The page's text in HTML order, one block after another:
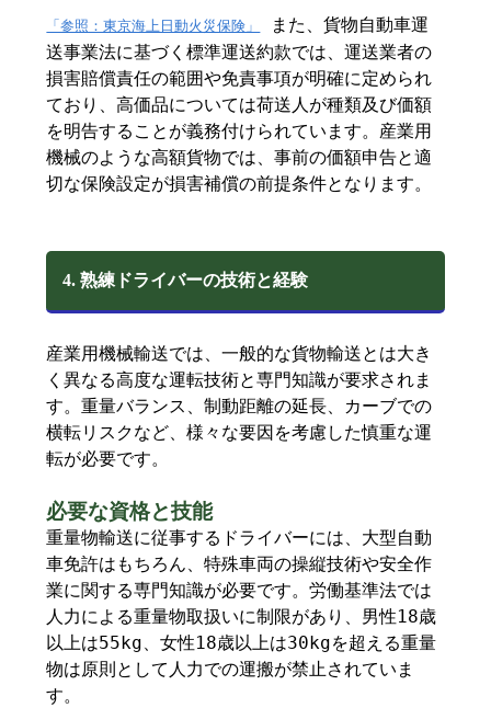
「参照：東京海上日動火災保険」
また、貨物自動車運
送事業法に基づく標準運送約款では、運送業者の
損害賠償責任の範囲や免責事項が明確に定められ
ており、高価品については荷送人が種類及び価額
を明告することが義務付けられています。産業用
機械のような高額貨物では、事前の価額申告と適
切な保険設定が損害補償の前提条件となります。
4. 熟練ドライバーの技術と経験
産業用機械輸送では、一般的な貨物輸送とは大き
く異なる高度な運転技術と専門知識が要求されま
す。重量バランス、制動距離の延長、カーブでの
横転リスクなど、様々な要因を考慮した慎重な運
転が必要です。
必要な資格と技能
重量物輸送に従事するドライバーには、大型自動
車免許はもちろん、特殊車両の操縦技術や安全作
業に関する専門知識が必要です。労働基準法では
人力による重量物取扱いに制限があり、男性18歳
以上は55kg、女性18歳以上は30kgを超える重量
物は原則として人力での運搬が禁止されていま
す。